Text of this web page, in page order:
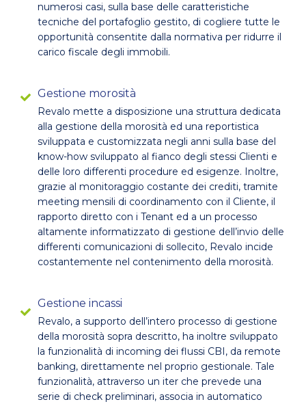
numerosi casi, sulla base delle caratteristiche
tecniche del portafoglio gestito, di cogliere tutte le
opportunità consentite dalla normativa per ridurre il
carico fiscale degli immobili.
Gestione morosità
Revalo mette a disposizione una struttura dedicata
alla gestione della morosità ed una reportistica
sviluppata e customizzata negli anni sulla base del
know-how sviluppato al fianco degli stessi Clienti e
delle loro differenti procedure ed esigenze. Inoltre,
grazie al monitoraggio costante dei crediti, tramite
meeting mensili di coordinamento con il Cliente, il
rapporto diretto con i Tenant ed a un processo
altamente informatizzato di gestione dell’invio delle
differenti comunicazioni di sollecito, Revalo incide
costantemente nel contenimento della morosità.
Gestione incassi
Revalo, a supporto dell’intero processo di gestione
della morosità sopra descritto, ha inoltre sviluppato
la funzionalità di incoming dei flussi CBI, da remote
banking, direttamente nel proprio gestionale. Tale
funzionalità, attraverso un iter che prevede una
serie di check preliminari, associa in automatico